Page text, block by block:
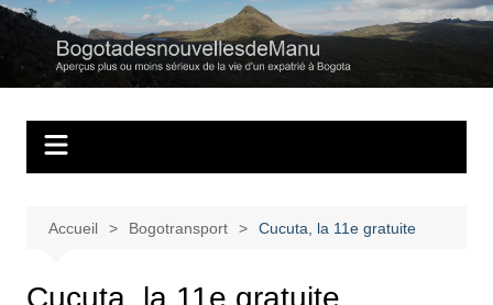
Aller
contenu
Regards personnels sur la vie d’expatrié à Bogota
Accueil Bogotransport Cucuta, la 11e gratuite
Cucuta, la 11e gratuite